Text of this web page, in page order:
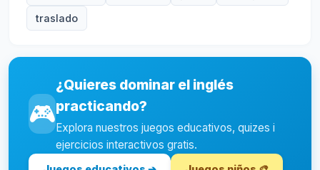
traslado
🎮
¿Quieres dominar el inglés
practicando?
Explora nuestros juegos educativos, quizes i
ejercicios interactivos gratis.